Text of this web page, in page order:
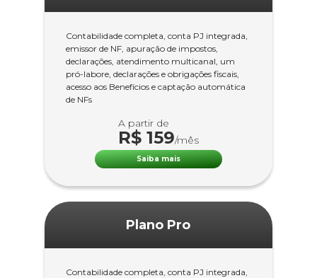
Contabilidade completa, conta PJ integrada,
emissor de NF, apuração de impostos,
declarações, atendimento multicanal, um
pró-labore, declarações e obrigações fiscais,
acesso aos Benefícios e captação automática
de NFs
A partir de
R$ 159/mês
Saiba mais
Plano Pro
Contabilidade completa, conta PJ integrada,